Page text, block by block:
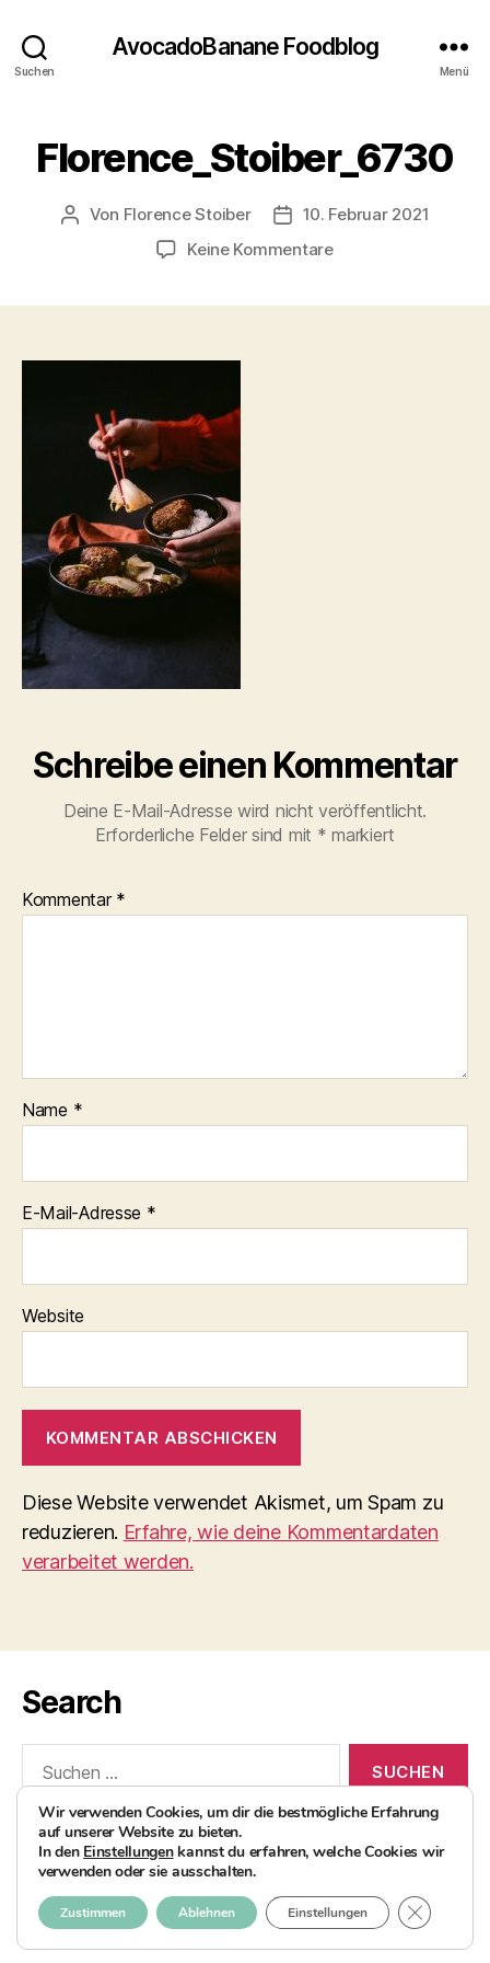
Suchen
AvocadoBanane Foodblog
Menü
Florence_Stoiber_6730
Beitragsautor
Von Florence Stoiber Veröffentlichungsdatum
10. Februar 2021
Keine Kommentarezu
Schreibe einen Kommentar
Deine E-Mail-Adresse wird nicht veröffentlicht.
Erforderliche Felder sind mit * markiert
Kommentar *
Name *
E-Mail-Adresse *
Website
Diese Website verwendet Akismet, um Spam zu
reduzieren. Erfahre, wie deine Kommentardaten
verarbeitet werden.
Search
nach:
© 2026AvocadoBanane Foodblog
Impressum
Wir verwenden Cookies, um dir die bestmögliche Erfahrung
auf unserer Website zu bieten.
In den Einstellungenkannst du erfahren, welche Cookies wir
verwenden oder sie ausschalten.
Zustimmen Ablehnen Einstellungen GDPR